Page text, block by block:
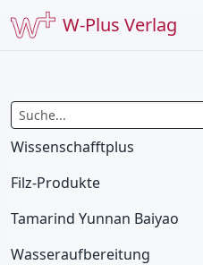
W-Plus Verlag
Wissenschafftplus
Filz-Produkte
Tamarind Yunnan Baiyao
Wasseraufbereitung